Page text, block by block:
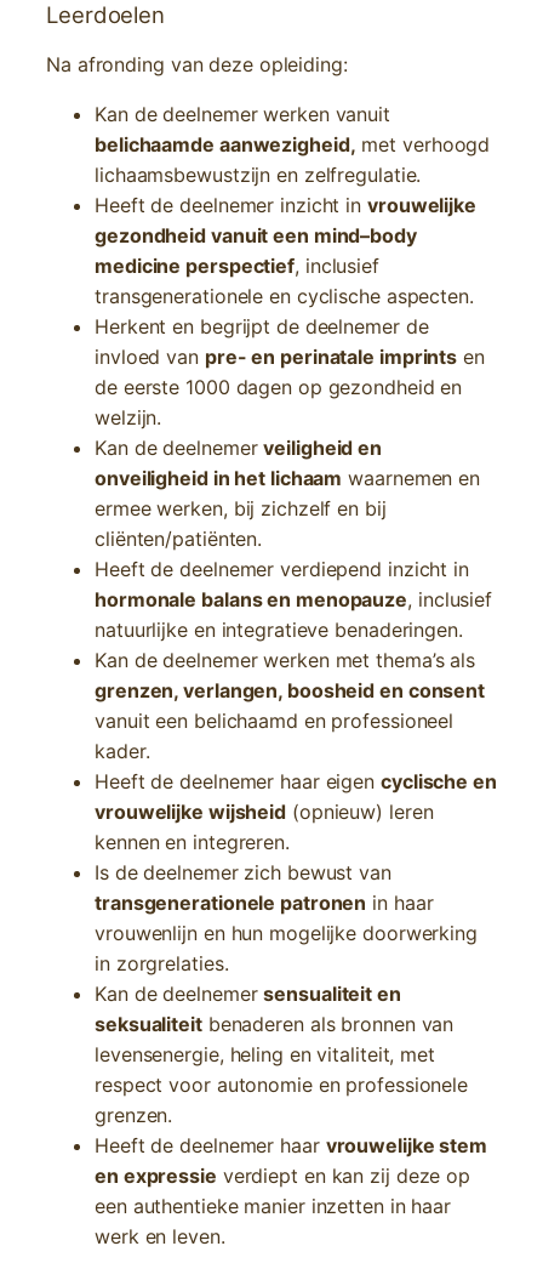
Leerdoelen
Na afronding van deze opleiding:
Kan de deelnemer werken vanuit
belichaamde aanwezigheid, met verhoogd
lichaamsbewustzijn en zelfregulatie.
Heeft de deelnemer inzicht in vrouwelijke
gezondheid vanuit een mind–body
medicine perspectief, inclusief
transgenerationele en cyclische aspecten.
Herkent en begrijpt de deelnemer de
invloed van pre- en perinatale imprints en
de eerste 1000 dagen op gezondheid en
welzijn.
Kan de deelnemerveiligheid en
onveiligheid in het lichaam waarnemen en
ermee werken, bij zichzelf en bij
cliënten/patiënten.
Heeft de deelnemer verdiepend inzicht in
hormonale balans en menopauze, inclusief
natuurlijke en integratieve benaderingen.
Kan de deelnemer werken met thema’s als
grenzen, verlangen, boosheid en consent
vanuit een belichaamd en professioneel
kader.
Heeft de deelnemer haar eigen cyclische en
vrouwelijke wijsheid (opnieuw) leren
kennen en integreren.
Is de deelnemer zich bewust van
transgenerationele patronen in haar
vrouwenlijn en hun mogelijke doorwerking
in zorgrelaties.
Kan de deelnemersensualiteit en
seksualiteitbenaderen als bronnen van
levensenergie, heling en vitaliteit, met
respect voor autonomie en professionele
grenzen.
Heeft de deelnemer haar vrouwelijke stem
en expressie verdiept en kan zij deze op
een authentieke manier inzetten in haar
werk en leven.